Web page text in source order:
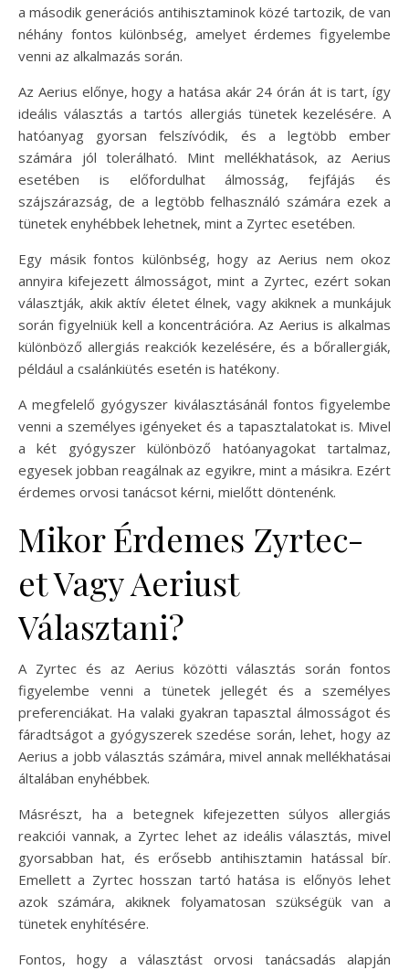
a második generációs antihisztaminok közé tartozik, de van
néhány fontos különbség, amelyet érdemes figyelembe
venni az alkalmazás során.
Az Aerius előnye, hogy a hatása akár 24 órán át is tart, így
ideális választás a tartós allergiás tünetek kezelésére. A
hatóanyag gyorsan felszívódik, és a legtöbb ember
számára jól tolerálható. Mint mellékhatások, az Aerius
esetében is előfordulhat álmosság, fejfájás és
szájszárazság, de a legtöbb felhasználó számára ezek a
tünetek enyhébbek lehetnek, mint a Zyrtec esetében.
Egy másik fontos különbség, hogy az Aerius nem okoz
annyira kifejezett álmosságot, mint a Zyrtec, ezért sokan
választják, akik aktív életet élnek, vagy akiknek a munkájuk
során figyelniük kell a koncentrációra. Az Aerius is alkalmas
különböző allergiás reakciók kezelésére, és a bőrallergiák,
például a csalánkiütés esetén is hatékony.
A megfelelő gyógyszer kiválasztásánál fontos figyelembe
venni a személyes igényeket és a tapasztalatokat is. Mivel
a két gyógyszer különböző hatóanyagokat tartalmaz,
egyesek jobban reagálnak az egyikre, mint a másikra. Ezért
érdemes orvosi tanácsot kérni, mielőtt döntenénk.
Mikor Érdemes Zyrtec-
et Vagy Aeriust
Választani?
A Zyrtec és az Aerius közötti választás során fontos
figyelembe venni a tünetek jellegét és a személyes
preferenciákat. Ha valaki gyakran tapasztal álmosságot és
fáradtságot a gyógyszerek szedése során, lehet, hogy az
Aerius a jobb választás számára, mivel annak mellékhatásai
általában enyhébbek.
Másrészt, ha a betegnek kifejezetten súlyos allergiás
reakciói vannak, a Zyrtec lehet az ideális választás, mivel
gyorsabban hat, és erősebb antihisztamin hatással bír.
Emellett a Zyrtec hosszan tartó hatása is előnyös lehet
azok számára, akiknek folyamatosan szükségük van a
tünetek enyhítésére.
Fontos, hogy a választást orvosi tanácsadás alapján